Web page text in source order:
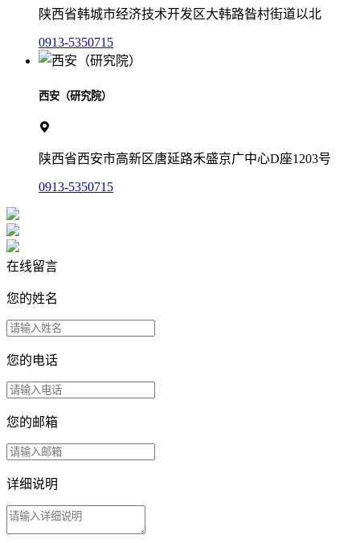
陕西省韩城市经济技术开发区大韩路昝村街道以北
0913-5350715
西安（研究院）
陕西省西安市高新区唐延路禾盛京广中心D座1203号
0913-5350715
在线留言
您的姓名
您的电话
您的邮箱
详细说明